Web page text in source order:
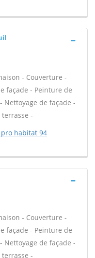
- Couverture -
façade - Peinture de
de façade -
-
habitat 94
- Couverture -
façade - Peinture de
de façade -
-